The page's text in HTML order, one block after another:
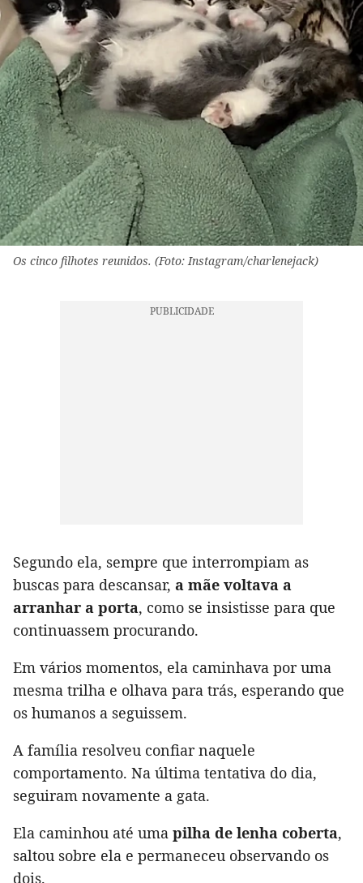
Os cinco filhotes reunidos. (Foto: Instagram/charlenejack)
Segundo ela, sempre que interrompiam as
buscas para descansar, a mãe voltava a
arranhar a porta, como se insistisse para que
continuassem procurando.
Em vários momentos, ela caminhava por uma
mesma trilha e olhava para trás, esperando que
os humanos a seguissem.
A família resolveu confiar naquele
comportamento. Na última tentativa do dia,
seguiram novamente a gata.
Ela caminhou até uma pilha de lenha coberta,
saltou sobre ela e permaneceu observando os
dois.